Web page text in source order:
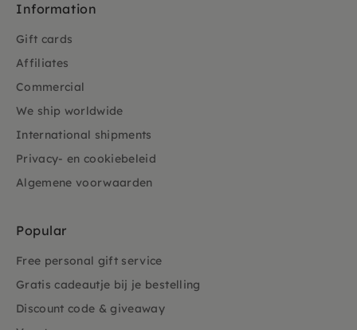
Information
Gift cards
Affiliates
Commercial
We ship worldwide
International shipments
Privacy- en cookiebeleid
Algemene voorwaarden
Popular
Free personal gift service
Gratis cadeautje bij je bestelling
Discount code & giveaway